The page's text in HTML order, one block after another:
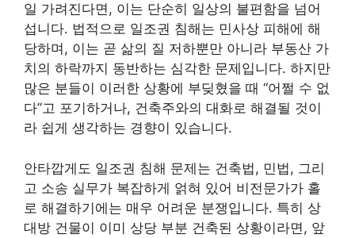
일 가려진다면, 이는 단순히 일상의 불편함을 넘어
섭니다. 법적으로 일조권 침해는 민사상 피해에 해
당하며, 이는 곧 삶의 질 저하뿐만 아니라 부동산 가
치의 하락까지 동반하는 심각한 문제입니다. 하지만
많은 분들이 이러한 상황에 부딪혔을 때 “어쩔 수 없
다”고 포기하거나, 건축주와의 대화로 해결될 것이
라 쉽게 생각하는 경향이 있습니다.
안타깝게도 일조권 침해 문제는 건축법, 민법, 그리
고 소송 실무가 복잡하게 얽혀 있어 비전문가가 홀
로 해결하기에는 매우 어려운 분쟁입니다. 특히 상
대방 건물이 이미 상당 부분 건축된 상황이라면, 앞